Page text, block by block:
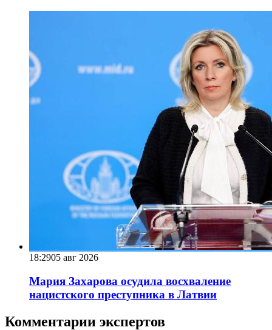
18:2905 авг 2026
Мария Захарова осудила восхваление
нацистского преступника в Латвии
Комментарии экспертов